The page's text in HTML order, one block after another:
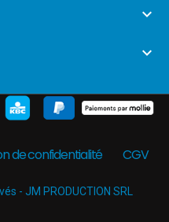


de confidentialité CGV
- JM PRODUCTION SRL